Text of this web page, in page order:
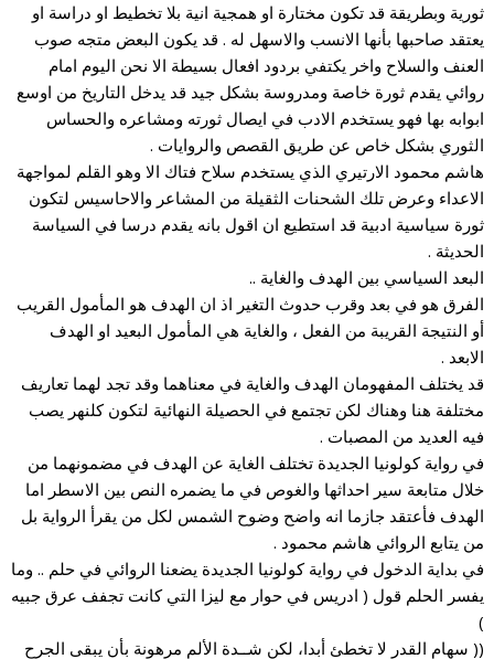
ثورية وبطريقة قد تكون مختارة او همجية انية بلا تخطيط او دراسة او
يعتقد صاحبها بأنها الانسب والاسهل له . قد يكون البعض متجه صوب
العنف والسلاح واخر يكتفي بردود افعال بسيطة الا نحن اليوم امام
روائي يقدم ثورة خاصة ومدروسة بشكل جيد قد يدخل التاريخ من اوسع
ابوابه بها فهو يستخدم الادب في ايصال ثورته ومشاعره والحساس
الثوري بشكل خاص عن طريق القصص والروايات .
هاشم محمود الارتيري الذي يستخدم سلاح فتاك الا وهو القلم لمواجهة
الاعداء وعرض تلك الشحنات الثقيلة من المشاعر والاحاسيس لتكون
ثورة سياسية ادبية قد استطيع ان اقول بانه يقدم درسا في السياسة
الحديثة .
البعد السياسي بين الهدف والغاية ..
الفرق هو في بعد وقرب حدوث التغير اذ ان الهدف هو المأمول القريب
أو النتيجة القريبة من الفعل ، والغاية هي المأمول البعيد او الهدف
الابعد .
قد يختلف المفهومان الهدف والغاية في معناهما وقد تجد لهما تعاريف
مختلفة هنا وهناك لكن تجتمع في الحصيلة النهائية لتكون كلنهر يصب
فيه العديد من المصبات .
في رواية كولونيا الجديدة تختلف الغاية عن الهدف في مضمونهما من
خلال متابعة سير احداثها والغوص في ما يضمره النص بين الاسطر اما
الهدف فأعتقد جازما انه واضح وضوح الشمس لكل من يقرأ الرواية بل
من يتابع الروائي هاشم محمود .
في بداية الدخول في رواية كولونيا الجديدة يضعنا الروائي في حلم .. وما
يفسر الحلم قول ( ادريس في حوار مع ليزا التي كانت تجفف عرق جبيه
)
(( سهام القدر لا تخطئ أبدا، لكن شــدة الألم مرهونة بأن يبقى الجرح